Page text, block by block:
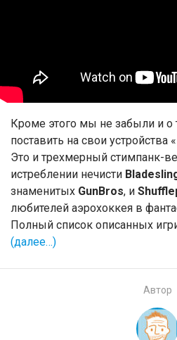
Кроме этого мы не забыли и о
поставить на свои устройства
Это и трехмерный стимпанк-
истреблении нечисти
знаменитых GunBros, и
любителей аэрохоккея в
Полный список описанных
(далее…)
Автор